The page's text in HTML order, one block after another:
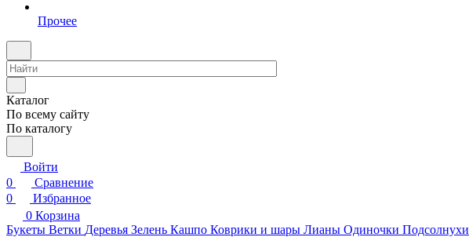
Прочее
Каталог
По всему сайту
По каталогу
Войти
0
Сравнение
0
Избранное
0 Корзина
Букеты Ветки Деревья Зелень Кашпо Коврики и шары Лианы Одиночки Подсолнухи